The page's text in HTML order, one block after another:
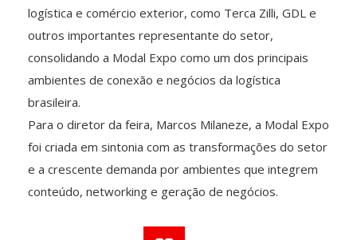
logística e comércio exterior, como Terca Zilli, GDL e
outros importantes representante do setor,
consolidando a Modal Expo como um dos principais
ambientes de conexão e negócios da logística
brasileira.
Para o diretor da feira, Marcos Milaneze, a Modal Expo
foi criada em sintonia com as transformações do setor
e a crescente demanda por ambientes que integrem
conteúdo, networking e geração de negócios.